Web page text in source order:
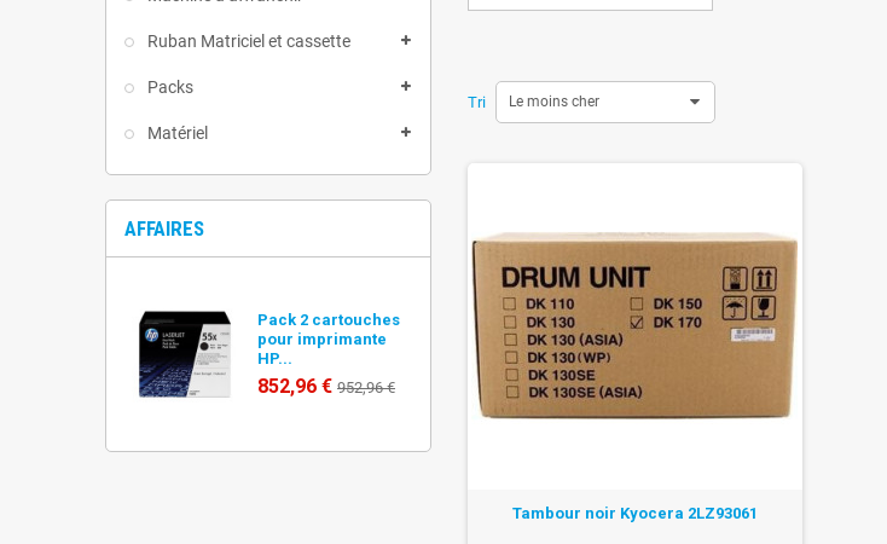
Ruban Matriciel et cassette
Packs
Matériel
AFFAIRES
Pack 2 cartouches
pour imprimante
HP...
852,96 € 952,96 €
Tri Le moins cher
Tambour noir Kyocera 2LZ93061